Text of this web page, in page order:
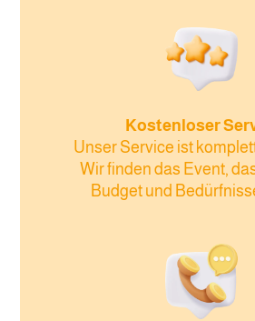
Kostenloser
Unser Service ist
Wir finden das Event,
Budget und